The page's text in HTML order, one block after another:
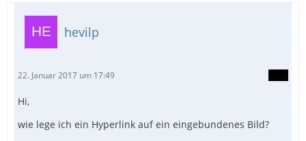
hevilp
22. Januar 2017 um 17:49
Hi,
wie lege ich ein Hyperlink auf ein eingebundenes Bild?